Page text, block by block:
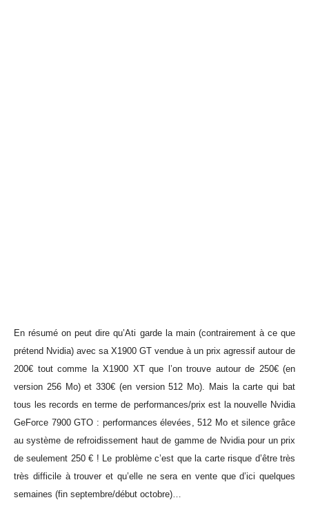
En résumé on peut dire qu’Ati garde la main (contrairement à ce que
prétend Nvidia) avec sa X1900 GT vendue à un prix agressif autour de
200€ tout comme la X1900 XT que l’on trouve autour de 250€ (en
version 256 Mo) et 330€ (en version 512 Mo). Mais la carte qui bat
tous les records en terme de performances/prix est la nouvelle Nvidia
GeForce 7900 GTO : performances élevées, 512 Mo et silence grâce
au système de refroidissement haut de gamme de Nvidia pour un prix
de seulement 250 € ! Le problème c’est que la carte risque d’être très
très difficile à trouver et qu’elle ne sera en vente que d’ici quelques
semaines (fin septembre/début octobre)…